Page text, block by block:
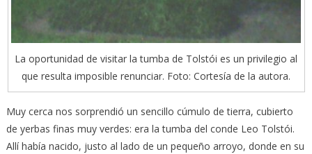
La oportunidad de visitar la tumba de Tolstói es un privilegio al
que resulta imposible renunciar. Foto: Cortesía de la autora.
Muy cerca nos sorprendió un sencillo cúmulo de tierra, cubierto
de yerbas finas muy verdes: era la tumba del conde Leo Tolstói.
Allí había nacido, justo al lado de un pequeño arroyo, donde en su